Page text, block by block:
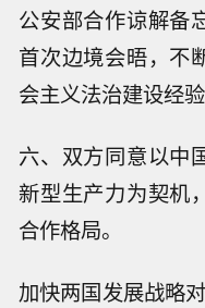
公安部合作谅解备
首次边境会晤，不
会主义法治建设经验
六、双方同意以中
新型生产力为契机
合作格局。
加快两国发展战略